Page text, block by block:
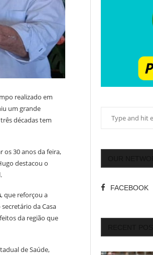
realizado em
um grande
décadas tem
os 30 anos da feira,
destacou o
, que reforçou a
da Casa
da região que
de Saúde,
FACEBOOK